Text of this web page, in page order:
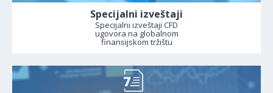
Specijalni izveštaji
Specijalni izveštaji CFD
ugovora na globalnom
finansijskom tržištu